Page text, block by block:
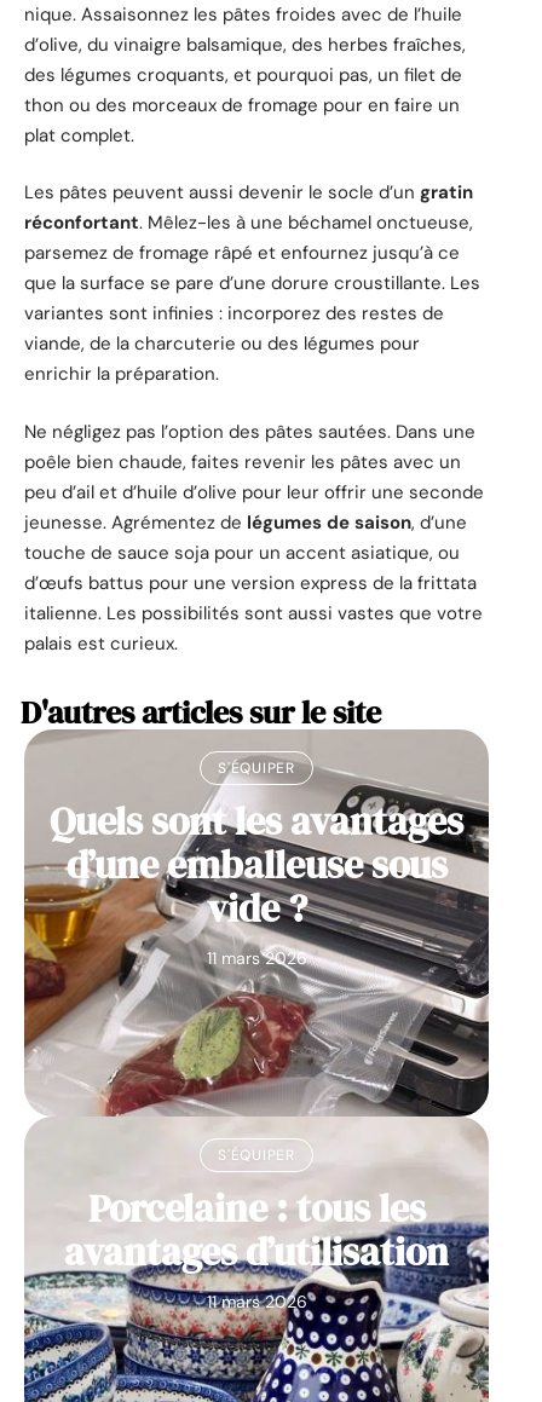
nique. Assaisonnez les pâtes froides avec de l’huile
d’olive, du vinaigre balsamique, des herbes fraîches,
des légumes croquants, et pourquoi pas, un filet de
thon ou des morceaux de fromage pour en faire un
plat complet.
Les pâtes peuvent aussi devenir le socle d’un gratin
réconfortant. Mêlez-les à une béchamel onctueuse,
parsemez de fromage râpé et enfournez jusqu’à ce
que la surface se pare d’une dorure croustillante. Les
variantes sont infinies : incorporez des restes de
viande, de la charcuterie ou des légumes pour
enrichir la préparation.
Ne négligez pas l’option des pâtes sautées. Dans une
poêle bien chaude, faites revenir les pâtes avec un
peu d’ail et d’huile d’olive pour leur offrir une seconde
jeunesse. Agrémentez de légumes de saison, d’une
touche de sauce soja pour un accent asiatique, ou
d’œufs battus pour une version express de la frittata
italienne. Les possibilités sont aussi vastes que votre
palais est curieux.
D'autres articles sur le site
S'ÉQUIPER
Quels sont les avantages
d’une emballeuse sous
vide ?
11 mars 2026
S'ÉQUIPER
Porcelaine : tous les
avantages d’utilisation
11 mars 2026